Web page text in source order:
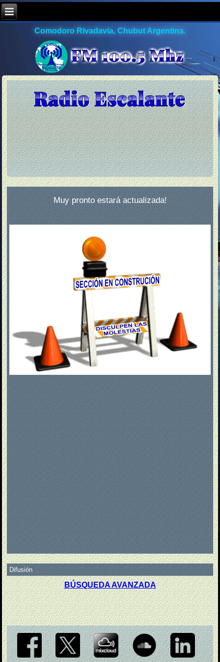
Comodoro Rivadavia, Chubut Argentina.
Muy pronto estará actualizada!
Difusión
BÚSQUEDA AVANZADA